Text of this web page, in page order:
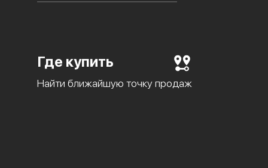
Где купить
Найти ближайшую точку продаж